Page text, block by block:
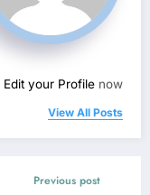
Edit your Profile now.
View All Posts
Previous post